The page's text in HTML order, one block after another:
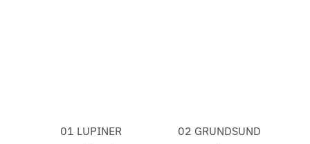
01 LUPINER
02 GRUNDSUND